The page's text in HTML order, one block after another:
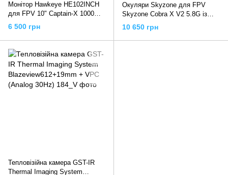
Монітор Hawkeye HE102INCH
для FPV 10" Captain-X 1000
Lux з DVR, HDMI з 2ма 5,8Ghz
приймачами
6 500 грн
Окуляри Skyzone для FPV
Skyzone Cobra X V2 5.8G із
приймачем SteadyView
10 650 грн
Тепловізійна камера GST-IR
Thermal Imaging System